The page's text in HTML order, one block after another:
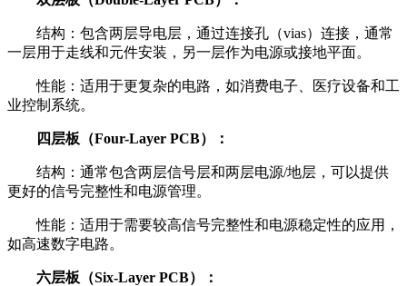
结构：包含两层导电层，通过连接孔（vias）连接，通常
一层用于走线和元件安装，另一层作为电源或接地平面。
性能：适用于更复杂的电路，如消费电子、医疗设备和工
业控制系统。
四层板（Four-Layer PCB）：
结构：通常包含两层信号层和两层电源/地层，可以提供
更好的信号完整性和电源管理。
性能：适用于需要较高信号完整性和电源稳定性的应用，
如高速数字电路。
六层板（Six-Layer PCB）：